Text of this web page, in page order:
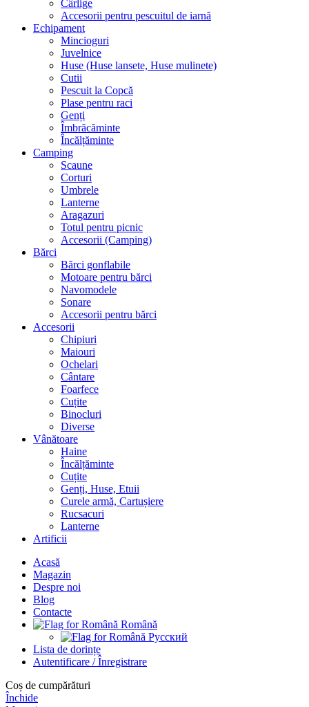
Cârlige
Accesorii pentru pescuitul de iarnă
Echipament
Mincioguri
Juvelnice
Huse (Huse lansete, Huse mulinete)
Cutii
Pescuit la Copcă
Plase pentru raci
Genți
Îmbrăcăminte
Încălțăminte
Camping
Scaune
Corturi
Umbrele
Lanterne
Aragazuri
Totul pentru picnic
Accesorii (Camping)
Bărci
Bărci gonflabile
Motoare pentru bărci
Navomodele
Sonare
Accesorii pentru bărci
Accesorii
Chipiuri
Maiouri
Ochelari
Cântare
Foarfece
Cuțite
Binocluri
Diverse
Vânătoare
Haine
Încălțăminte
Cuțite
Genți, Huse, Etuii
Curele armă, Cartușiere
Rucsacuri
Lanterne
Artificii
Acasă
Magazin
Despre noi
Blog
Contacte
Română
Русский
Lista de dorințe
Autentificare / Înregistrare
Coș de cumpărături
Închide